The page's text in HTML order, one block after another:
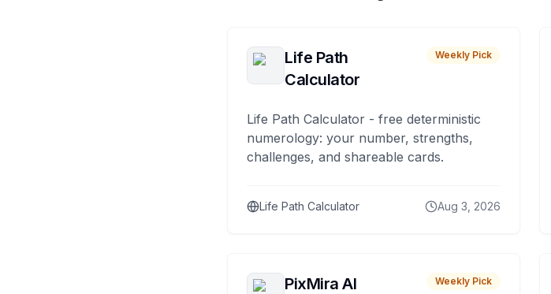
Life Path
Calculator
Weekly Pick
Life Path Calculator - free deterministic
numerology: your number, strengths,
challenges, and shareable cards.
Life Path Calculator Aug 3, 2026
PixMira AI Weekly Pick